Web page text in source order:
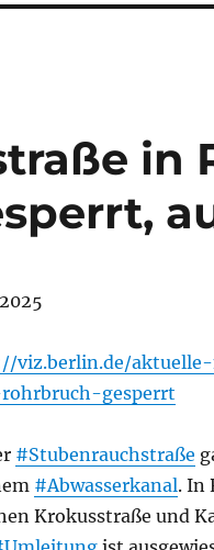
in
viz.berlin.de/
gesperrt
#Stubenrauchstraße
#Abwasserkanal. In
Krokusstraße und